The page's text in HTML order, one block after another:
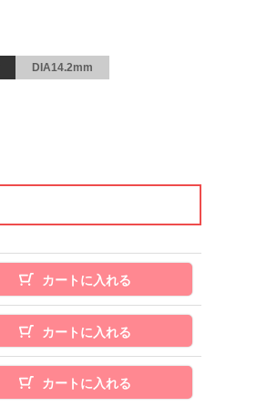
DIA14.2mm
カートに入れる
カートに入れる
カートに入れる